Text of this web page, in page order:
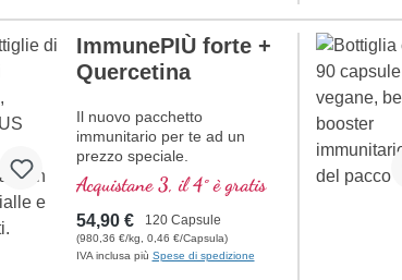
ImmunePIÙ forte +
Quercetina
Il nuovo pacchetto
immunitario per te ad un
prezzo speciale.
Acquistane 3, il 4° è gratis
54,90 € 120 Capsule
(980,36 €/kg, 0,46 €/Capsula)
IVA inclusa più Spese di spedizione